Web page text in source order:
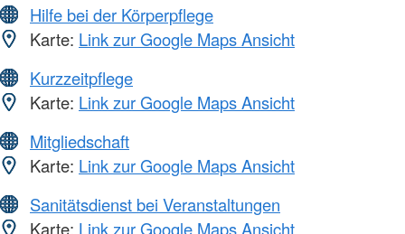
Hilfe bei der Körperpflege
Karte: Link zur Google Maps Ansicht
Kurzzeitpflege
Karte: Link zur Google Maps Ansicht
Mitgliedschaft
Karte: Link zur Google Maps Ansicht
Sanitätsdienst bei Veranstaltungen
Karte: Link zur Google Maps Ansicht